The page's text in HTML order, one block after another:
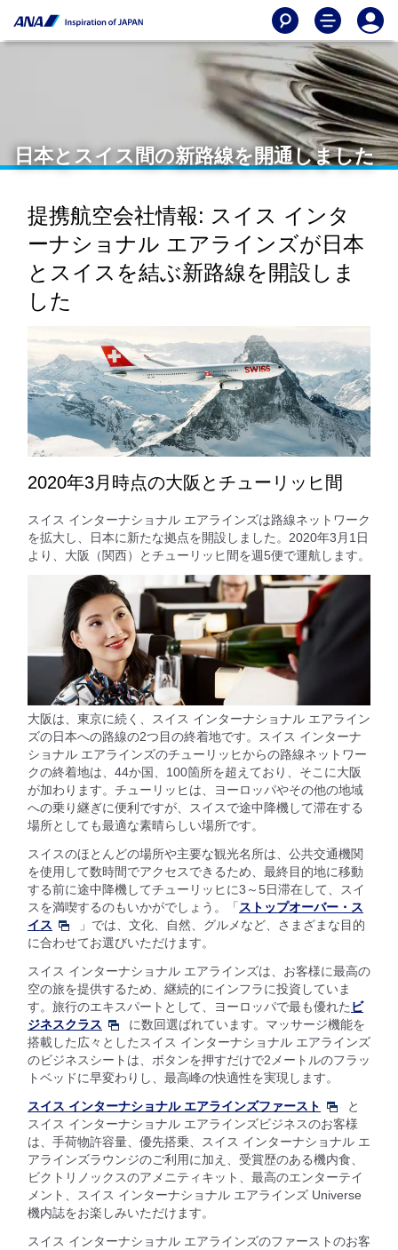
日本とスイス間の新路線を開通しました
提携航空会社情報: スイス インタ
ーナショナル エアラインズが日本
とスイスを結ぶ新路線を開設しま
した
2020年3月時点の大阪とチューリッヒ間
スイス インターナショナル エアラインズは路線ネットワーク
を拡大し、日本に新たな拠点を開設しました。2020年3月1日
より、大阪（関西）とチューリッヒ間を週5便で運航します。
大阪は、東京に続く、スイス インターナショナル エアライン
ズの日本への路線の2つ目の終着地です。スイス インターナ
ショナル エアラインズのチューリッヒからの路線ネットワー
クの終着地は、44か国、100箇所を超えており、そこに大阪
が加わります。チューリッヒは、ヨーロッパやその他の地域
への乗り継ぎに便利ですが、スイスで途中降機して滞在する
場所としても最適な素晴らしい場所です。
スイスのほとんどの場所や主要な観光名所は、公共交通機関
を使用して数時間でアクセスできるため、最終目的地に移動
する前に途中降機してチューリッヒに3～5日滞在して、スイ
スを満喫するのもいかがでしょう。「 ストップオーバー・ス
イス
」では、文化、自然、グルメなど、さまざまな目的
に合わせてお選びいただけます。
スイス インターナショナル エアラインズは、お客様に最高の
空の旅を提供するため、継続的にインフラに投資していま
す。旅行のエキスパートとして、ヨーロッパで最も優れた ビ
ジネスクラス
に数回選ばれています。マッサージ機能を
搭載した広々としたスイス インターナショナル エアラインズ
のビジネスシートは、ボタンを押すだけで2メートルのフラッ
トベッドに早変わりし、最高峰の快適性を実現します。
スイス インターナショナル エアラインズファースト
と
スイス インターナショナル エアラインズビジネスのお客様
は、手荷物許容量、優先搭乗、スイス インターナショナル エ
アラインズラウンジのご利用に加え、受賞歴のある機内食、
ビクトリノックスのアメニティキット、最高のエンターテイ
メント、スイス インターナショナル エアラインズ Universe
機内誌をお楽しみいただけます。
スイス インターナショナル エアラインズのファーストのお客